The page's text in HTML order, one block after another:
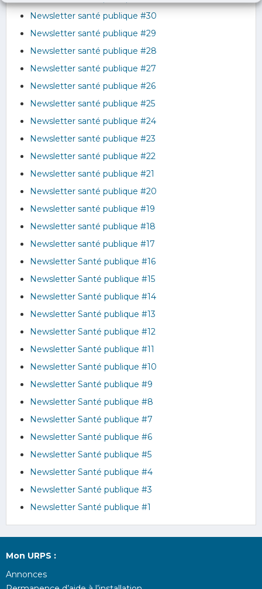
Newsletter santé publique #30
Newsletter santé publique #29
Newsletter santé publique #28
Newsletter santé publique #27
Newsletter santé publique #26
Newsletter santé publique #25
Newsletter santé publique #24
Newsletter santé publique #23
Newsletter santé publique #22
Newsletter santé publique #21
Newsletter santé publique #20
Newsletter santé publique #19
Newsletter santé publique #18
Newsletter santé publique #17
Newsletter Santé publique #16
Newsletter Santé publique #15
Newsletter Santé publique #14
Newsletter Santé publique #13
Newsletter Santé publique #12
Newsletter Santé publique #11
Newsletter Santé publique #10
Newsletter Santé publique #9
Newsletter Santé publique #8
Newsletter Santé publique #7
Newsletter Santé publique #6
Newsletter Santé publique #5
Newsletter Santé publique #4
Newsletter Santé publique #3
Newsletter Santé publique #1
Mon URPS :
Annonces